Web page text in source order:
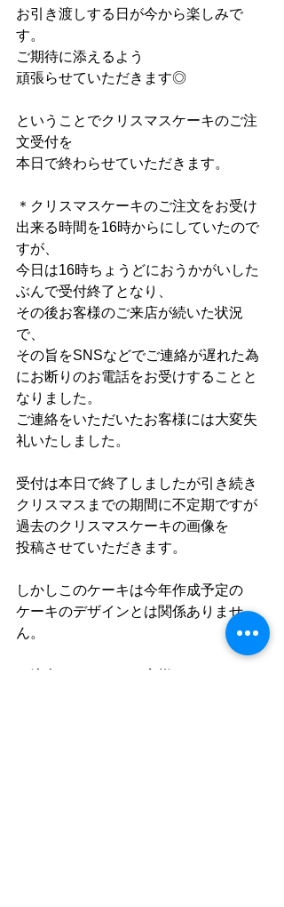
お引き渡しする日が今から楽しみで
す。
ご期待に添えるよう
頑張らせていただきます◎
ということでクリスマスケーキのご注
文受付を
本日で終わらせていただきます。
＊クリスマスケーキのご注文をお受け
出来る時間を16時からにしていたので
すが、
今日は16時ちょうどにおうかがいした
ぶんで受付終了となり、
その後お客様のご来店が続いた状況
で、
その旨をSNSなどでご連絡が遅れた為
にお断りのお電話をお受けすることと
なりました。
ご連絡をいただいたお客様には大変失
礼いたしました。
受付は本日で終了しましたが引き続き
クリスマスまでの期間に不定期ですが
過去のクリスマスケーキの画像を
投稿させていただきます。
しかしこのケーキは今年作成予定の
ケーキのデザインとは関係ありませ
ん。